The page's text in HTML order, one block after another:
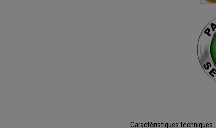
Caractéristiques techniques :